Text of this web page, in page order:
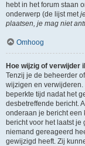
hebt in het forum staan
onderwerp (de lijst met
plaatsen, je mag niet
Omhoog
Hoe wijzig of verwijder
Tenzij je de beheerder
wijzigen en
beperkte tijd nadat het
desbetreffende bericht.
onderaan je bericht een
bericht voor het laatst
niemand gereageerd
gewijzigd heeft. Zij